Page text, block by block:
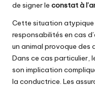
de signer le constat à
Cette situation atypique
responsabilités en cas
un animal provoque des
Dans ce cas particulier,
son implication
la conductrice. Les